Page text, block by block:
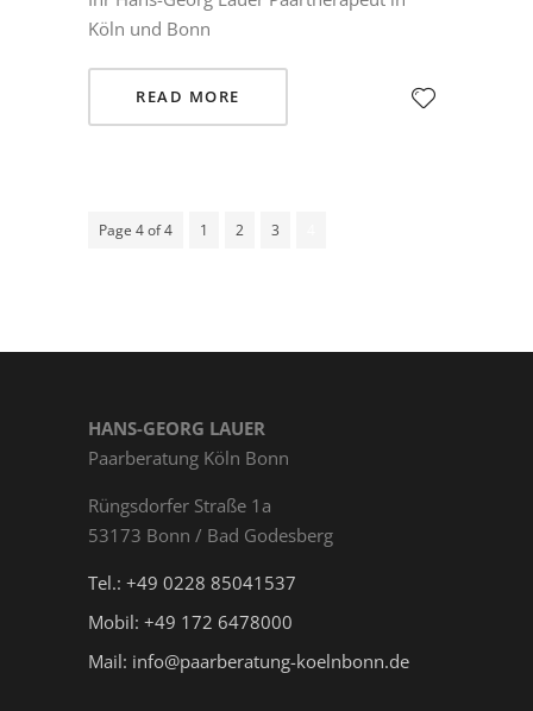
Köln und Bonn
READ MORE
Page 4 of 4 1 2 3
HANS-GEORG LAUER
Paarberatung Köln Bonn
Rüngs­dor­fer Straße 1a
53173 Bonn / Bad Godesberg
Tel.: +49 0228 85041537
Mobil: +49 172 6478000
Mail: info@paarberatung-koelnbonn.de